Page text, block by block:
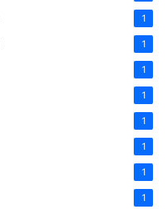
1
1
1
1
1
1
1
1